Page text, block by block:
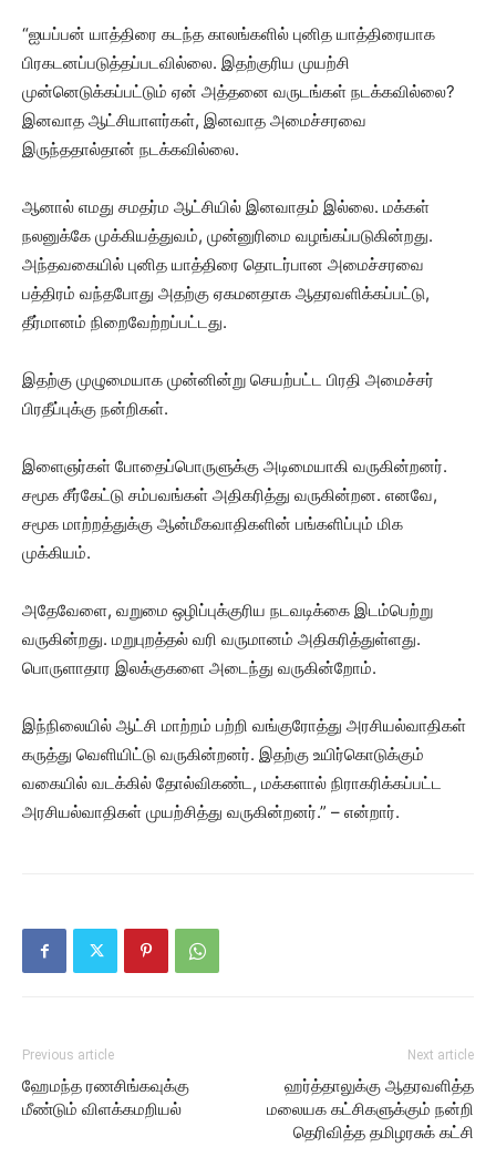
“ஐயப்பன் யாத்திரை கடந்த காலங்களில் புனித யாத்திரையாக
பிரகடனப்படுத்தப்படவில்லை. இதற்குரிய முயற்சி
முன்னெடுக்கப்பட்டும் ஏன் அத்தனை வருடங்கள் நடக்கவில்லை?
இனவாத ஆட்சியாளர்கள், இனவாத அமைச்சரவை
இருந்ததால்தான் நடக்கவில்லை.
ஆனால் எமது சமதர்ம ஆட்சியில் இனவாதம் இல்லை. மக்கள்
நலனுக்கே முக்கியத்துவம், முன்னுரிமை வழங்கப்படுகின்றது.
அந்தவகையில் புனித யாத்திரை தொடர்பான அமைச்சரவை
பத்திரம் வந்தபோது அதற்கு ஏகமனதாக ஆதரவளிக்கப்பட்டு,
தீர்மானம் நிறைவேற்றப்பட்டது.
இதற்கு முழுமையாக முன்னின்று செயற்பட்ட பிரதி அமைச்சர்
பிரதீப்புக்கு நன்றிகள்.
இளைஞர்கள் போதைப்பொருளுக்கு அடிமையாகி வருகின்றனர்.
சமூக சீர்கேட்டு சம்பவங்கள் அதிகரித்து வருகின்றன. எனவே,
சமூக மாற்றத்துக்கு ஆன்மீகவாதிகளின் பங்களிப்பும் மிக
முக்கியம்.
அதேவேளை, வறுமை ஒழிப்புக்குரிய நடவடிக்கை இடம்பெற்று
வருகின்றது. மறுபுறத்தல் வரி வருமானம் அதிகரித்துள்ளது.
பொருளாதார இலக்குகளை அடைந்து வருகின்றோம்.
இந்நிலையில் ஆட்சி மாற்றம் பற்றி வங்குரோத்து அரசியல்வாதிகள்
கருத்து வெளியிட்டு வருகின்றனர். இதற்கு உயிர்கொடுக்கும்
வகையில் வடக்கில் தோல்விகண்ட, மக்களால் நிராகரிக்கப்பட்ட
அரசியல்வாதிகள் முயற்சித்து வருகின்றனர்.” – என்றார்.
Previous article
ஹேமந்த ரணசிங்கவுக்கு
மீண்டும் விளக்கமறியல்
Next article
ஹர்த்தாலுக்கு ஆதரவளித்த
மலையக கட்சிகளுக்கும் நன்றி
தெரிவித்த தமிழரசுக் கட்சி